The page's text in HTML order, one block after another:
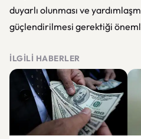
duyarlı olunması ve
güçlendirilmesi gerektiği
İLGILI HABERLER